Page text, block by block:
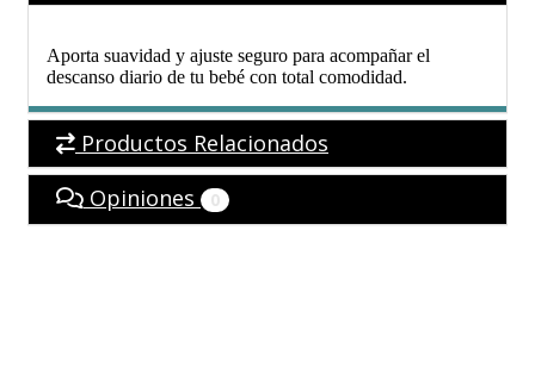
Aporta suavidad y ajuste seguro para acompañar el
descanso diario de tu bebé con total comodidad.
Productos Relacionados
Opiniones
0